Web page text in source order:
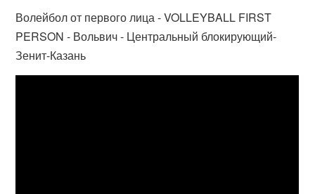
Волейбол от первого лица - VOLLEYBALL FIRST
PERSON - Вольвич - Центральный блокирующий-
Зенит-Казань